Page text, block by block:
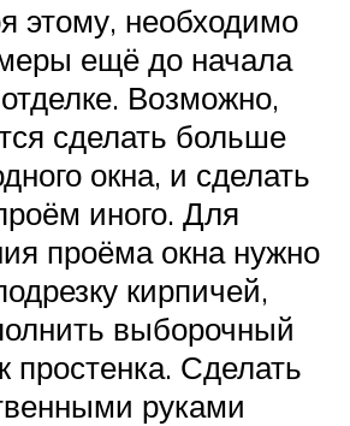
этому, необходимо
ещё до начала
Возможно,
сделать больше
окна, и сделать
иного. Для
проёма окна нужно
кирпичей,
выборочный
простенка. Сделать
руками